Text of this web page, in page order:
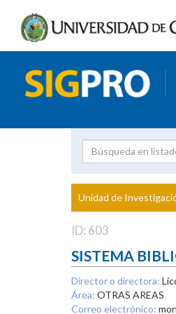
Proyecto
Unidad de
ID: 603
SISTEMA
Director o directora:
Área: OTRAS AREAS
Correo electrónico: